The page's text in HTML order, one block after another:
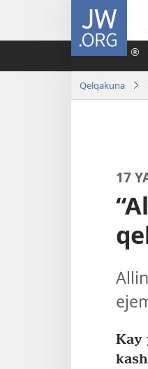
JW.ORG
Qelqakuna
17
Kay